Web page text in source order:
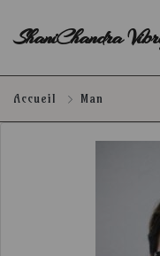
ShaniChandra
Accueil Man